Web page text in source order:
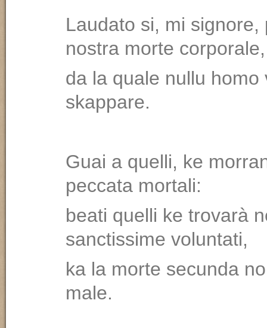
Laudato si, mi signore,
nostra morte corporale,
da la quale nullu homo
skappare.
Guai a quelli, ke
peccata mortali:
beati quelli ke trovarà
sanctissime voluntati,
ka la morte secunda
male.